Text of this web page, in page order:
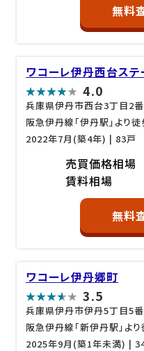
無料
ワコーレ伊丹西台ステ
4.0
兵庫県伊丹市西台3丁目2
阪急伊丹線「伊丹駅」より
2022年7月(築4年) | 83戸
売買価格相場
賃料相場
無料
ワコーレ伊丹郷町
3.5
兵庫県伊丹市伊丹5丁目5
阪急伊丹線「新伊丹駅」よ
2025年9月(築1年未満) |